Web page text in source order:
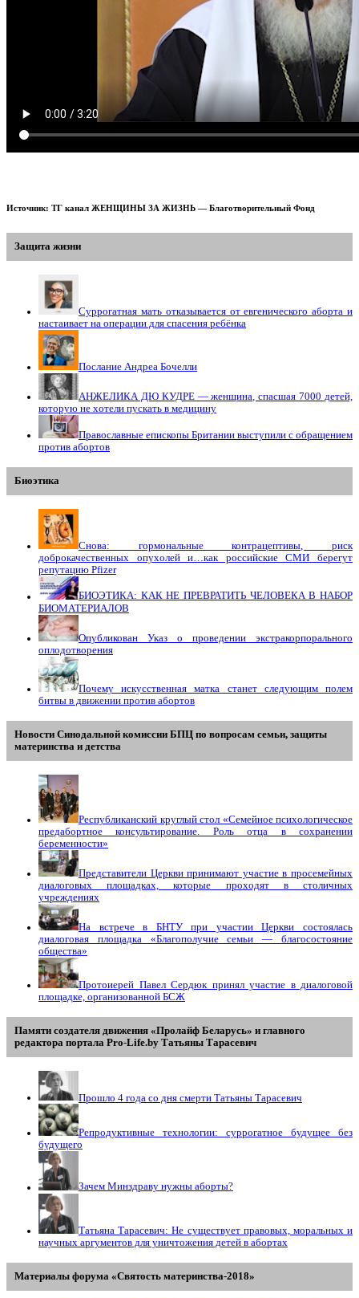
Источник: ТГ канал ЖЕНЩИНЫ ЗА ЖИЗНЬ — Благотворительный Фонд
Защита жизни
Суррогатная мать отказывается от евгенического аборта и
настаивает на операции для спасения ребёнка
Послание Андреа Бочелли
АНЖЕЛИКА ДЮ КУДРЕ — женщина, спасшая 7000 детей,
которую не хотели пускать в медицину
Православные епископы Британии выступили с обращением
против абортов
Биоэтика
Снова: гормональные контрацептивы, риск
доброкачественных опухолей и…как российские СМИ берегут
репутацию Pfizer
БИОЭТИКА: КАК НЕ ПРЕВРАТИТЬ ЧЕЛОВЕКА В НАБОР
БИОМАТЕРИАЛОВ
Опубликован Указ о проведении экстракорпорального
оплодотворения
Почему искусственная матка станет следующим полем
битвы в движении против абортов
Новости Синодальной комиссии БПЦ по вопросам семьи, защиты
материнства и детства
Республиканский круглый стол «Семейное психологическое
предабортное консультирование. Роль отца в сохранении
беременности»
Представители Церкви принимают участие в просемейных
диалоговых площадках, которые проходят в столичных
учреждениях
На встрече в БНТУ при участии Церкви состоялась
диалоговая площадка «Благополучие семьи — благосостояние
общества»
Протоиерей Павел Сердюк принял участие в диалоговой
площадке, организованной БСЖ
Памяти создателя движения «Пролайф Беларусь» и главного
редактора портала Pro-Life.by Tатьяны Tарасевич
Прошло 4 года со дня смерти Татьяны Тарасевич
Репродуктивные технологии: суррогатное будущее без
будущего
Зачем Минздраву нужны аборты?
Татьяна Тарасевич: Не существует правовых, моральных и
научных аргументов для уничтожения детей в абортах
Материалы форума «Святость материнства-2018»